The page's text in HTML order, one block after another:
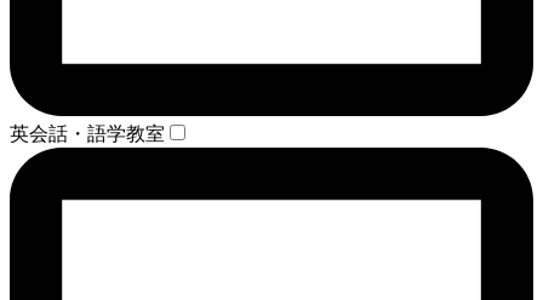
英会話・語学教室